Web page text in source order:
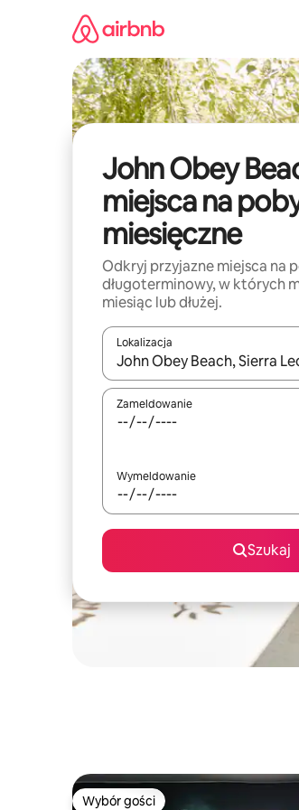
John Obey
miejsca na
miesięczne
Odkryj przyjazne miejsca na
długoterminowy, w których
miesiąc lub dłużej.
Lokalizacja
Gdy wyniki będą dostępne,
Zameldowanie
Wymeldowanie
Szukaj
Wybór gości